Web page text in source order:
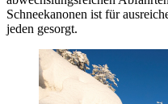
Schneekanonen ist für
jeden gesorgt.